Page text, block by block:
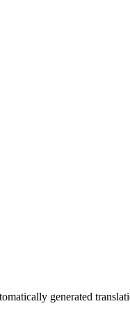
generated